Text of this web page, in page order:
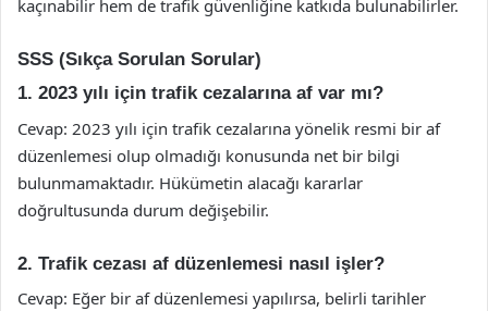
kaçınabilir hem de trafik güvenliğine katkıda bulunabilirler.
SSS (Sıkça Sorulan Sorular)
1. 2023 yılı için trafik cezalarına af var mı?
Cevap: 2023 yılı için trafik cezalarına yönelik resmi bir af
düzenlemesi olup olmadığı konusunda net bir bilgi
bulunmamaktadır. Hükümetin alacağı kararlar
doğrultusunda durum değişebilir.
2. Trafik cezası af düzenlemesi nasıl işler?
Cevap: Eğer bir af düzenlemesi yapılırsa, belirli tarihler